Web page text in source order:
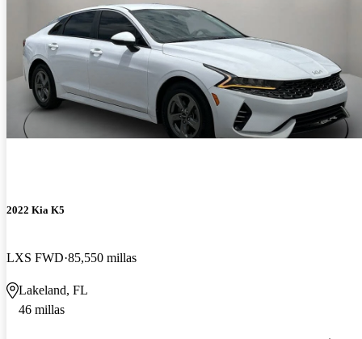
2022 Kia K5
LXS FWD 85,550 millas
Lakeland, FL
46 millas